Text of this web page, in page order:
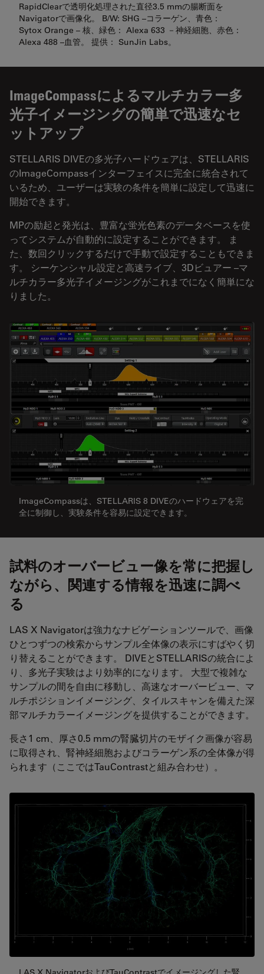
RapidClearで透明化処理された直径3.5 mmの腸断面を
Navigatorで画像化。 B/W: SHG –コラーゲン、青色：
Sytox Orange – 核、緑色： Alexa 633 －神経細胞、赤色：
Alexa 488 –血管。 提供： SunJin Labs。
ImageCompassによるマルチカラー多
光子イメージングの簡単で迅速なセ
ットアップ
STELLARIS DIVEの多光子ハードウェアは、STELLARIS
のImageCompassインターフェイスに完全に統合されて
いるため、ユーザーは実験の条件を簡単に設定して迅速に
開始できます。
MPの励起と発光は、豊富な蛍光色素のデータベースを使
ってシステムが自動的に設定することができます。 ま
た、数回クリックするだけで手動で設定することもできま
す。 シーケンシャル設定と高速ライブ、3Dビュアー –マ
ルチカラー多光子イメージングがこれまでになく簡単にな
りました。
ImageCompassは、STELLARIS 8 DIVEのハードウェアを完
全に制御し、実験条件を容易に設定できます。
試料のオーバービュー像を常に把握し
ながら、関連する情報を迅速に調べ
る
LAS X Navigatorは強力なナビゲーションツールで、画像
ひとつずつの検索からサンプル全体像の表示にすばやく切
り替えることができます。 DIVEとSTELLARISの統合によ
り、多光子実験はより効率的になります。 大型で複雑な
サンプルの間を自由に移動し、高速なオーバービュー、マ
ルチポジションイメージング、タイルスキャンを備えた深
部マルチカラーイメージングを提供することができます。
長さ1 cm、厚さ0.5 mmの腎臓切片のモザイク画像が容易
に取得され、腎神経細胞およびコラーゲン系の全体像が得
られます（ここではTauContrastと組み合わせ）。